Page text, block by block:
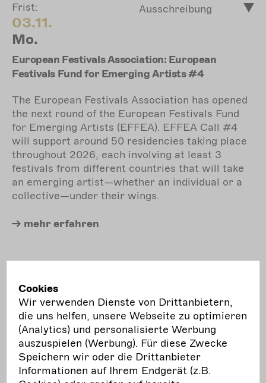
Frist:
03.11.
Mo.
Ausschreibung
European Festivals Association: European
Festivals Fund for Emerging Artists #4
The European Festivals Association has opened
the next round of the European Festivals Fund
for Emerging Artists (EFFEA). EFFEA Call #4
will support around 50 residencies taking place
throughout 2026, each involving at least 3
festivals from different countries that will take
an emerging artist—whether an individual or a
collective—under their wings.
mehr erfahren
Frist:
30.10.
Do.
Stiftung TANZ: Stipendien
Die Stiftung TANZ vergibt Stipendien an
Cookies
Wir verwenden Dienste von Drittanbietern,
die uns helfen, unsere Webseite zu optimieren
(Analytics) und personalisierte Werbung
auszuspielen (Werbung). Für diese Zwecke
Speichern wir oder die Drittanbieter
Informationen auf Ihrem Endgerät (z.B.